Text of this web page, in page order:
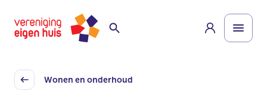
naar
hoofdinhoud
Homepage
Back
Wonen en onderhoud